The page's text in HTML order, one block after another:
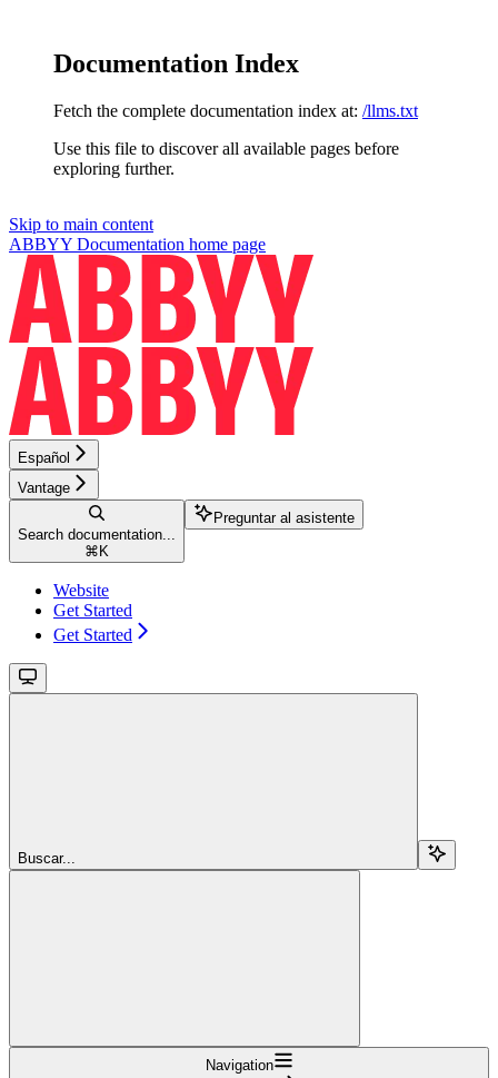
Documentation Index
Fetch the complete documentation index at: /llms.txt
Use this file to discover all available pages before
exploring further.
Skip to main content
ABBYY Documentation home page
Español
Vantage
Search documentation...
⌘ K
Preguntar al asistente
Website
Get Started
Get Started
Buscar...
Navigation